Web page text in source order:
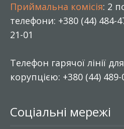
Приймальна комісія: 2
телефони: +380 (44) 484-
21-01
Телефон гарячої лінії
корупцією: +380 (44) 489-
Соціальні мережі